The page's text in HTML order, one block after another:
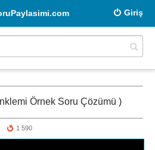
Giriş
Örnek Soru Çözümü )
1 590